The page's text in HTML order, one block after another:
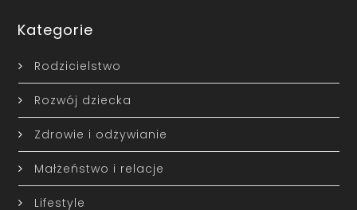
Kategorie
Rodzicielstwo
Rozwój dziecka
Zdrowie i odżywianie
Małżeństwo i relacje
Lifestyle